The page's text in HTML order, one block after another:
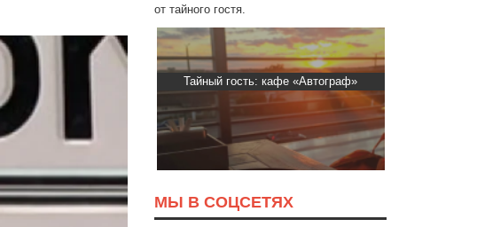
от тайного гостя.
ресторан «Пиросмани» Тайный гость: кафе «Автограф»
МЫ В СОЦСЕТЯХ